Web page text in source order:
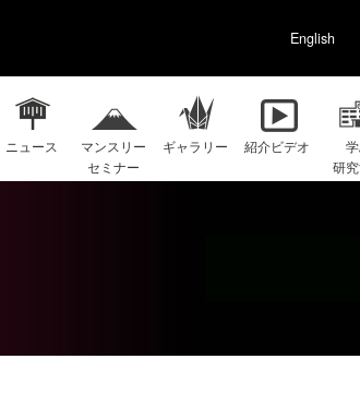
English
ニュース
マンスリー
セミナー
ギャラリー 紹介ビデオ
研